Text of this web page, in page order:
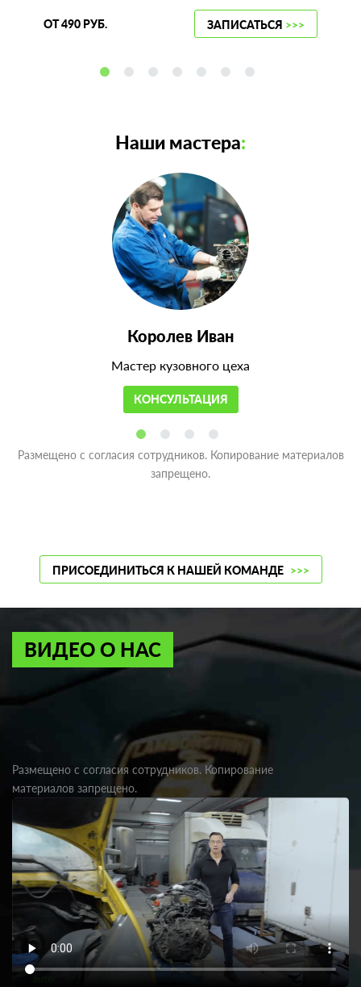
ОТ 490 РУБ. ЗАПИСАТЬСЯ >>>
Наши мастера:
Королев Иван
Мастер кузовного цеха
КОНСУЛЬТАЦИЯ
Размещено с согласия сотрудников. Копирование материалов
запрещено.
ПРИСОЕДИНИТЬСЯ К НАШЕЙ КОМАНДЕ >>>
ВИДЕО О НАС
Размещено с согласия сотрудников. Копирование
материалов запрещено.